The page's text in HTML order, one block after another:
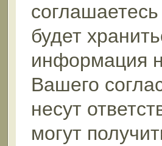
будет
информация
Вашего
несут
могут